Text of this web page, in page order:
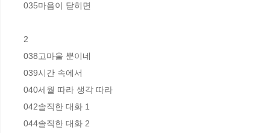
035마음이 닫히면
2
038고마울 뿐이네
039시간 속에서
040세월 따라 생각 따라
042솔직한 대화 1
044솔직한 대화 2